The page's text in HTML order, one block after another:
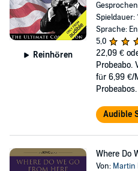
Reinhören
Spieldauer:
Sprache:
5,0
22,09 €
Probeabo.
für 6,99 €/
Probeabos.
Audible
Where Do
Von: Martin